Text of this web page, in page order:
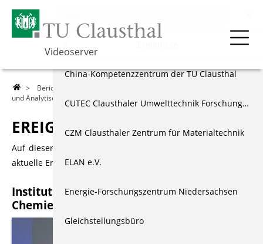
Videoserver
> Berichte & Dokus
und Analytische Chemie
EREIGNISSE
Auf dieser Seite finden Sie kurze Nachrichtenbeiträge über
aktuelle Ereignisse an der TU Clausthal.
Institut für Anorganische und Analytische
Chemie
Über die TU
Lehre
Forschung
Events & Vorträge
Berichte & Dokus
Index
Ereignisse
Dokumentationen
Externe Projekte
Schülerprojekte
Jugend forscht
Weiteres Angebot
China-Kompetenzzentrum der TU Clausthal
CUTEC Clausthaler Umwelttechnik Forschungszentrum
CZM Clausthaler Zentrum für Materialtechnik
ELAN e.V.
Energie-Forschungszentrum Niedersachsen
Gleichstellungsbüro